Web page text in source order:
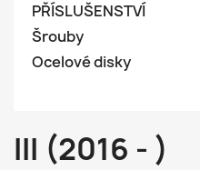
PŘÍSLUŠENSTVÍ
Šrouby
Ocelové disky
III (2016 - )